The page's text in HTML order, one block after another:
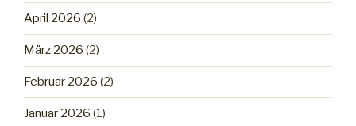
April 2026 (2)
März 2026 (2)
Februar 2026 (2)
Januar 2026 (1)